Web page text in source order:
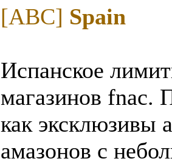
[ABC] Spain
Испанское
магазинов fnac.
как эксклюзивы
амазонов с